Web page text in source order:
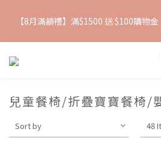
抵抗熱浪必備用品︱滿$2500贈
【8月滿額禮】滿$1500 送 $100購物
【爸氣一夏 】推車汽座 滿 $5000 送$
抵抗熱浪必備用品︱滿$2500贈
兒童餐椅/折疊寶寶餐椅/
Sort by 48